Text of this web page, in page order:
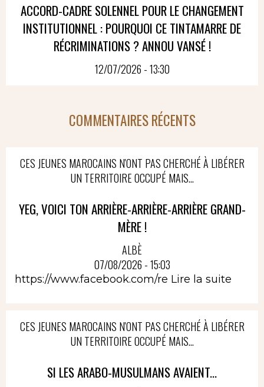
ACCORD-CADRE SOLENNEL POUR LE CHANGEMENT
INSTITUTIONNEL : POURQUOI CE TINTAMARRE DE
RÉCRIMINATIONS ? ANNOU VANSÉ !
12/07/2026 - 13:30
COMMENTAIRES RÉCENTS
CES JEUNES MAROCAINS N'ONT PAS CHERCHÉ À LIBÉRER
UN TERRITOIRE OCCUPÉ MAIS...
YEG, VOICI TON ARRIÈRE-ARRIÈRE-ARRIÈRE GRAND-
MÈRE !
ALBÈ
07/08/2026 - 15:03
https://www.facebook.com/re Lire la suite
CES JEUNES MAROCAINS N'ONT PAS CHERCHÉ À LIBÉRER
UN TERRITOIRE OCCUPÉ MAIS...
SI LES ARABO-MUSULMANS AVAIENT...